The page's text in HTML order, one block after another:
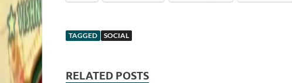
TAGGED SOCIAL
RELATED POSTS